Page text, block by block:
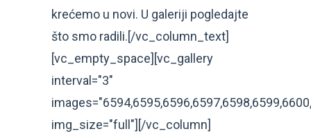
krećemo u novi. U galeriji pogledajte
što smo radili.[/vc_column_text]
[vc_empty_space][vc_gallery
interval="3"
img_size="full"][/vc_column]